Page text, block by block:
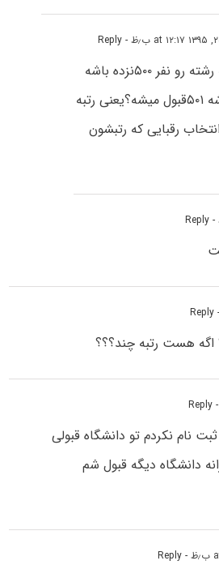
- Reply
آقا اکبر اگه یه رشته رو نفر ۵۰۰نزده باشه
ولی۵۰۱زده باشه ۵۰۱قبول میشه؟یعنی رتبه
رقبایی که رتبشون
- Reply
-
هست رتبه چند؟؟؟
-
نام نکردم تو دانشگاه قبولی
دانشگاه دیگه قبول شم
- Reply